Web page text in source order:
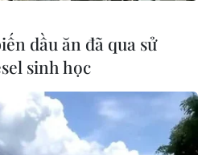
dầu ăn đã qua sử
sinh học